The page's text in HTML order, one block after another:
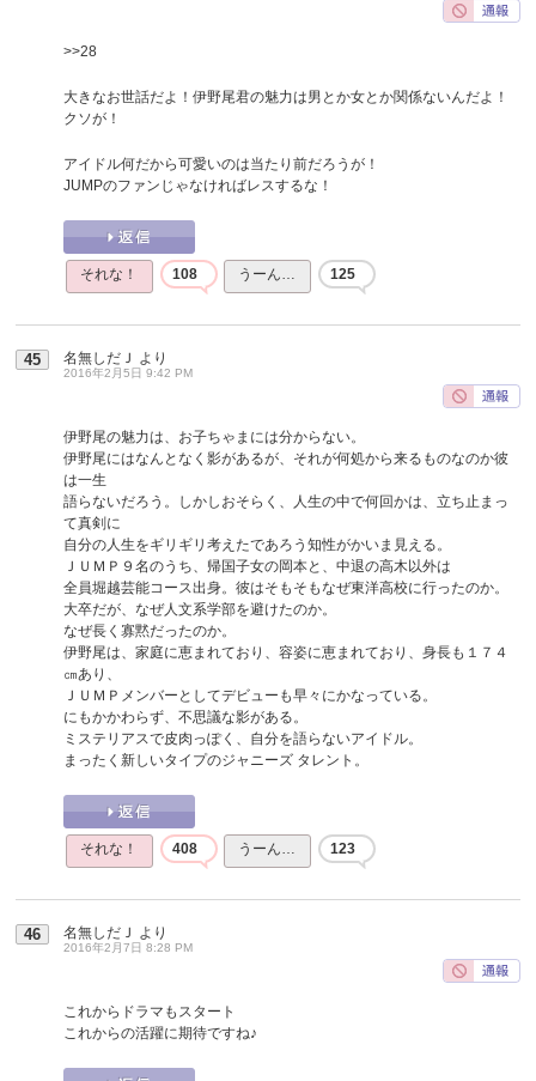
>>28
大きなお世話だよ！伊野尾君の魅力は男とか女とか関係ないんだよ！
クソが！
アイドル何だから可愛いのは当たり前だろうが！
JUMPのファンじゃなければレスするな！
それな！ 108 うーん… 125
45 名無しだＪ より
2016年2月5日 9:42 PM
伊野尾の魅力は、お子ちゃまには分からない。
伊野尾にはなんとなく影があるが、それが何処から来るものなのか彼
は一生
語らないだろう。しかしおそらく、人生の中で何回かは、立ち止まっ
て真剣に
自分の人生をギリギリ考えたであろう知性がかいま見える。
ＪＵＭＰ９名のうち、帰国子女の岡本と、中退の高木以外は
全員堀越芸能コース出身。彼はそもそもなぜ東洋高校に行ったのか。
大卒だが、なぜ人文系学部を避けたのか。
なぜ長く寡黙だったのか。
伊野尾は、家庭に恵まれており、容姿に恵まれており、身長も１７４
㎝あり、
ＪＵＭＰメンバーとしてデビューも早々にかなっている。
にもかかわらず、不思議な影がある。
ミステリアスで皮肉っぽく、自分を語らないアイドル。
まったく新しいタイプのジャニーズ タレント。
それな！ 408 うーん… 123
46 名無しだＪ より
2016年2月7日 8:28 PM
これからドラマもスタート
これからの活躍に期待ですね♪